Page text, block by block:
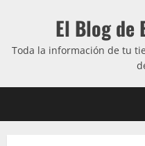
El Blog de
Toda la información de tu